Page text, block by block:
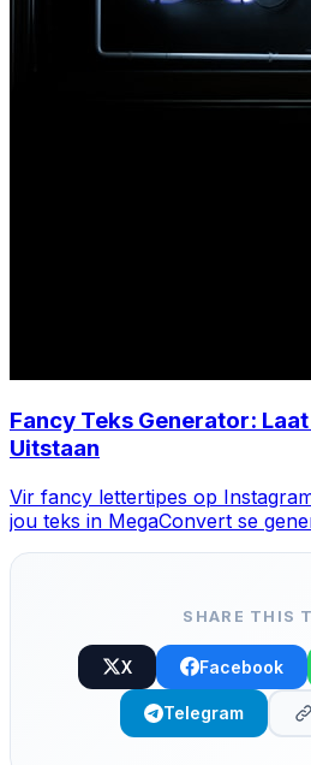
Fancy Teks Generator:
Uitstaan
Vir fancy lettertipes op
jou teks in MegaConvert se
SHARE THIS
X Facebook
Telegram